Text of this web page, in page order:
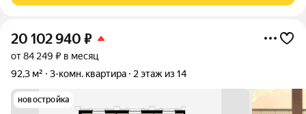
20 102 940 ₽
от 84 249 ₽ в месяц
92,3 м²
3-комн. квартира 2 этаж из 14
новостройка